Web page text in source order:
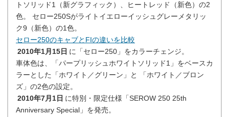
トソリッド1（新グラフィック）、ヒートレッド（新色）の2
色。 セロー250Sがライトイエローイッシュグレーメタリッ
ク9（新色）の1色。
セロー250のキャブとFIの違いを比較
2010年1月15日 に「セロー250」をカラーチェンジ。
車体色は、「パープリッシュホワイトソリッド1」をベースカ
ラーとした「ホワイト／グリーン」と 「ホワイト／ブロン
ズ」の2色の設定。
2010年7月1日 に特別・限定仕様「SEROW 250 25th
Anniversary Special」を発売。